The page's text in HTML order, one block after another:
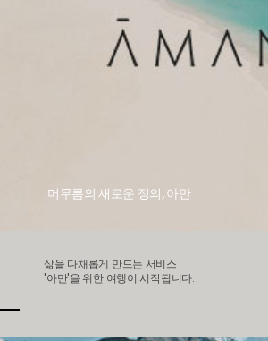
머무름의 새로운 정의, 아만
삶을 다채롭게 만드는 서비스
'아만'을 위한 여행이 시작됩니다.